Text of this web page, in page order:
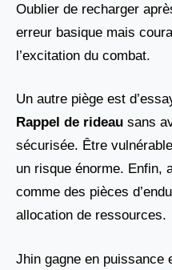
Oublier de recharger
erreur basique mais
l’excitation du combat.
Un autre piège est
Rappel de rideau sans
sécurisée. Être
un risque énorme. Enfin,
comme des pièces
allocation de ressources.
Jhin gagne en puissance